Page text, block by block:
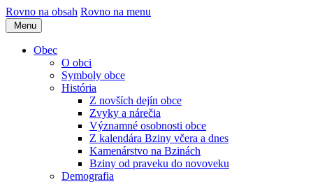
Rovno na obsah Rovno na menu
Menu
Obec
O obci
Symboly obce
História
Z novších dejín obce
Zvyky a nárečia
Významné osobnosti obce
Z kalendára Bziny včera a dnes
Kamenárstvo na Bzinách
Bziny od praveku do novoveku
Demografia